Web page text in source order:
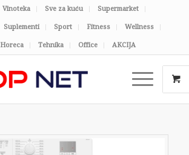
Vinoteka Sve za kuću Supermarket
Suplementi Sport Fitness Wellness
Horeca Tehnika Office AKCIJA